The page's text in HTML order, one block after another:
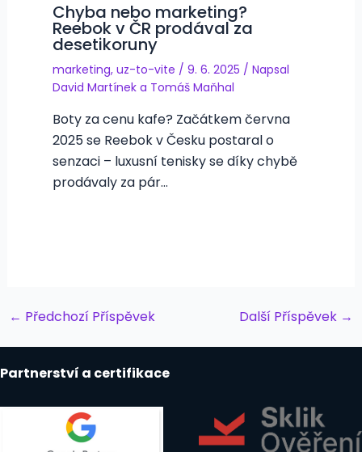
Chyba nebo marketing?
Reebok v ČR prodával za
desetikoruny
marketing, uz-to-vite / 9. 6. 2025 / Napsal
David Martíneka Tomáš Maňhal
Boty za cenu kafe? Začátkem června
2025 se Reebok v Česku postaral o
senzaci – luxusní tenisky se díky chybě
prodávaly za pár…
Post
← Předchozí Příspěvek Další Příspěvek →
Partnerství a certifikace